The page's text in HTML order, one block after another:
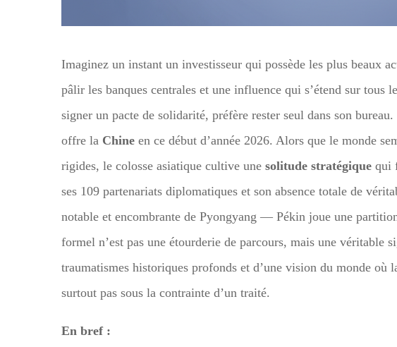
Imaginez un instant un investisseur qui possède les plus beaux
pâlir les banques centrales et une influence qui s’étend sur tous
signer un pacte de solidarité, préfère rester seul dans son
offre la Chine en ce début d’année 2026. Alors que le monde
rigides, le colosse asiatique cultive une solitude stratégique qui
ses 109 partenariats diplomatiques et son absence totale de
notable et encombrante de Pyongyang — Pékin joue une
formel n’est pas une étourderie de parcours, mais une véritable
traumatismes historiques profonds et d’une vision du monde où
surtout pas sous la contrainte d’un traité.
En bref :